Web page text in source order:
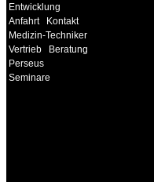
Entwicklung
Anfahrt
Kontakt
Medizin-Techniker
Vertrieb
Beratung
Perseus
Seminare